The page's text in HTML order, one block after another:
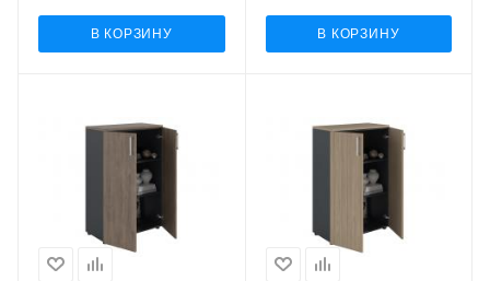
В КОРЗИНУ В КОРЗИНУ